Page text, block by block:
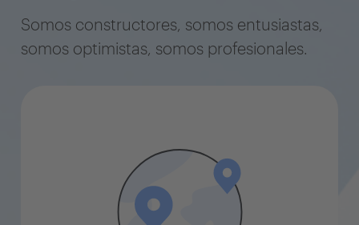
Somos constructores, somos entusiastas,
somos optimistas, somos profesionales.